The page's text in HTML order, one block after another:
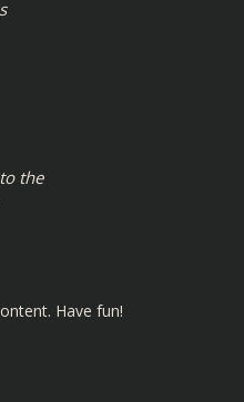
the
Have fun!